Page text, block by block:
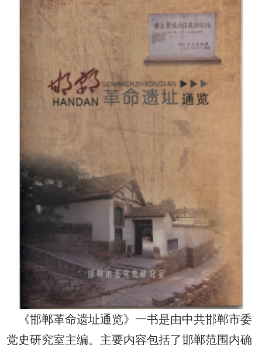
址通览》 时间： 2015-09-29
《邯郸革命遗址通览》 一书是由中共邯郸市委
党史研究室主编。主要内容包括了邯郸范围内确